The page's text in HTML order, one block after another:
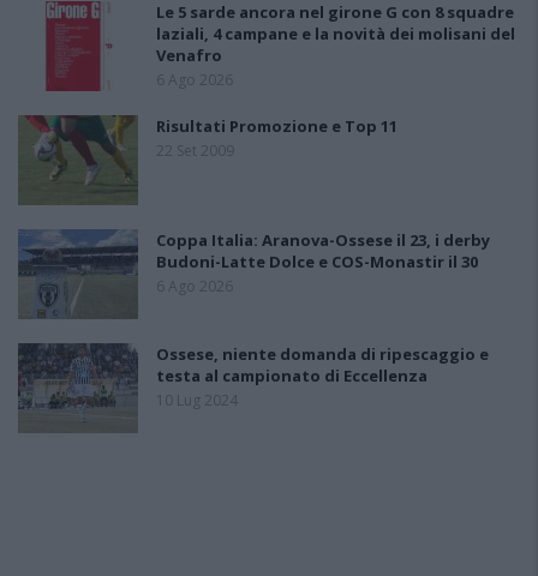
Le 5 sarde ancora nel girone G con 8 squadre
laziali, 4 campane e la novità dei molisani del
Venafro
6 Ago 2026
Risultati Promozione e Top 11
22 Set 2009
Coppa Italia: Aranova-Ossese il 23, i derby
Budoni-Latte Dolce e COS-Monastir il 30
6 Ago 2026
Ossese, niente domanda di ripescaggio e
testa al campionato di Eccellenza
10 Lug 2024